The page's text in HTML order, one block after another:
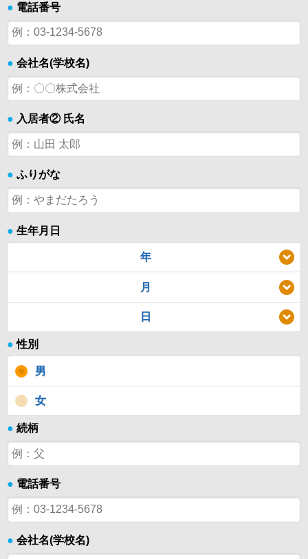
● 電話番号
● 会社名(学校名)
● 入居者② 氏名
● ふりがな
● 生年月日
年
月
日
● 性別
男
女
● 続柄
● 電話番号
● 会社名(学校名)